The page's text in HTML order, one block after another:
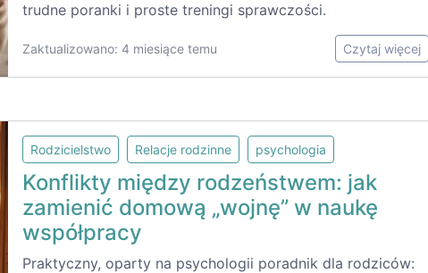
trudne poranki i proste treningi sprawczości.
Zaktualizowano: 4 miesiące temu Czytaj więcej
Rodzicielstwo Relacje rodzinne psychologia
Konflikty między rodzeństwem: jak
zamienić domową „wojnę” w naukę
współpracy
Praktyczny, oparty na psychologii poradnik dla rodziców: